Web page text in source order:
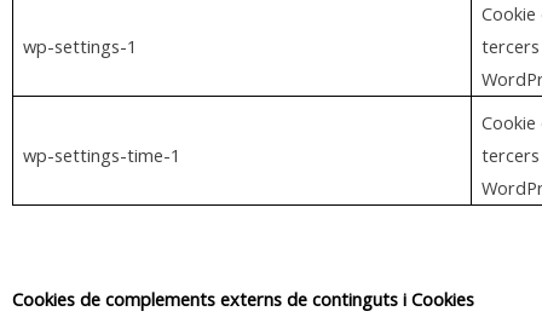
wp-settings-1
Cookie
wp-settings-time-1
Cookie
Cookies de complements externs de continguts i Cookies